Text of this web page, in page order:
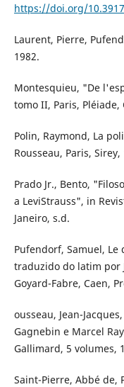
https://doi.org/
Laurent, Pierre,
1982.
Montesquieu, "De
tomo II, Paris, Pléiade,
Polin, Raymond, La
Rousseau, Paris, Sirey,
Prado Jr., Bento,
a LeviStrauss", in
Janeiro, s.d.
Pufendorf, Samuel,
traduzido do latim por
Goyard-Fabre, Caen,
ousseau, Jean-
Gagnebin e Marcel
Gallimard, 5 volumes,
Saint-Pierre, Abbé de,